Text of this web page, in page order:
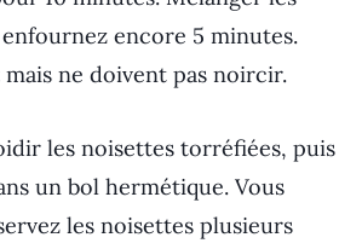
encore 5 minutes.
ne doivent pas noircir.
les noisettes torréfiées, puis
un bol hermétique. Vous
les noisettes plusieurs